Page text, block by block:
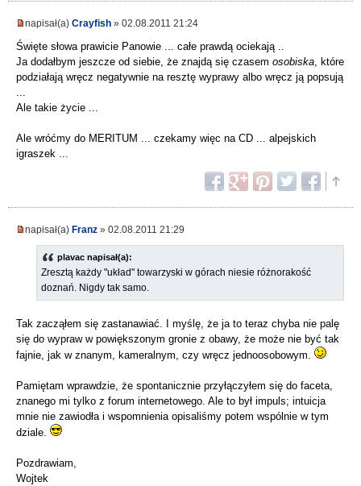
napisał(a) Crayfish » 02.08.2011 21:24
Święte słowa prawicie Panowie ... całe prawdą ociekają ..
Ja dodałbym jeszcze od siebie, że znajdą się czasem osobiska, które
podziałają wręcz negatywnie na resztę wyprawy albo wręcz ją popsują
...
Ale takie życie ...
Ale wróćmy do MERITUM ... czekamy więc na CD ... alpejskich
igraszek ...
napisał(a) Franz » 02.08.2011 21:29
plavac napisał(a):
Zresztą każdy "układ" towarzyski w górach niesie różnorakość
doznań. Nigdy tak samo.
Tak zacząłem się zastanawiać. I myślę, że ja to teraz chyba nie palę
się do wypraw w powiększonym gronie z obawy, że może nie być tak
fajnie, jak w znanym, kameralnym, czy wręcz jednoosobowym.
Pamiętam wprawdzie, że spontanicznie przyłączyłem się do faceta,
znanego mi tylko z forum internetowego. Ale to był impuls; intuicja
mnie nie zawiodła i wspomnienia opisaliśmy potem wspólnie w tym
dziale.
Pozdrawiam,
Wojtek